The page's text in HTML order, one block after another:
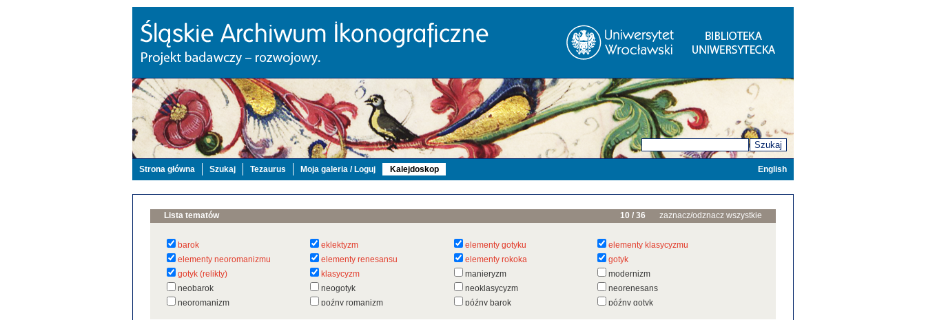
Szukaj
Strona główna Szukaj Tezaurus Moja galeria / Loguj Kalejdoskop English
Lista tematów 10 / 36 zaznacz/odznacz wszystkie
barok eklektyzm elementy gotyku
elementy klasycyzmu
elementy neoromanizmu
elementy renesansu elementy rokoka
gotyk
gotyk (relikty)
klasycyzm manieryzm
modernizm
neobarok
neogotyk neoklasycyzm
neorenesans
neoromanizm
poźny romanizm późny barok
późny gotyk